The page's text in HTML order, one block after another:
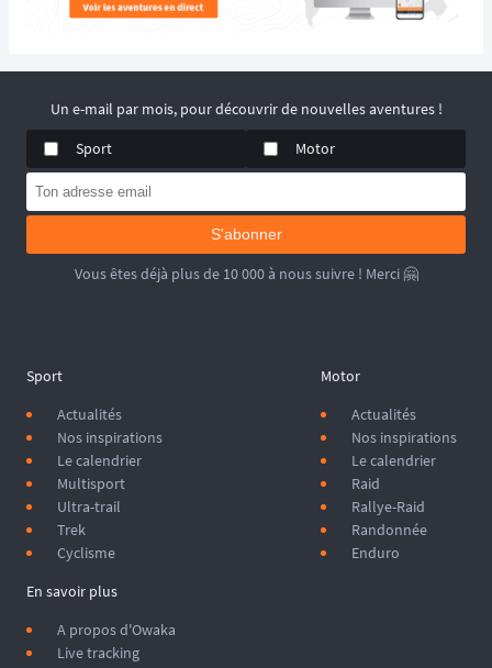
Un e-mail par mois, pour découvrir de nouvelles aventures !
Sport
Motor
S'abonner
Vous êtes déjà plus de 10 000 à nous suivre ! Merci 🤗
Sport
Actualités
Nos inspirations
Le calendrier
Multisport
Ultra-trail
Trek
Cyclisme
Motor
Actualités
Nos inspirations
Le calendrier
Raid
Rallye-Raid
Randonnée
Enduro
En savoir plus
A propos d'Owaka
Live tracking